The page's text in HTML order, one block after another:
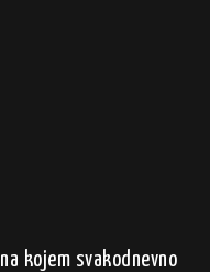
kojem svakodnevno